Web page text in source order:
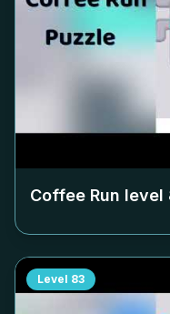
Coffee Run level
Level 83